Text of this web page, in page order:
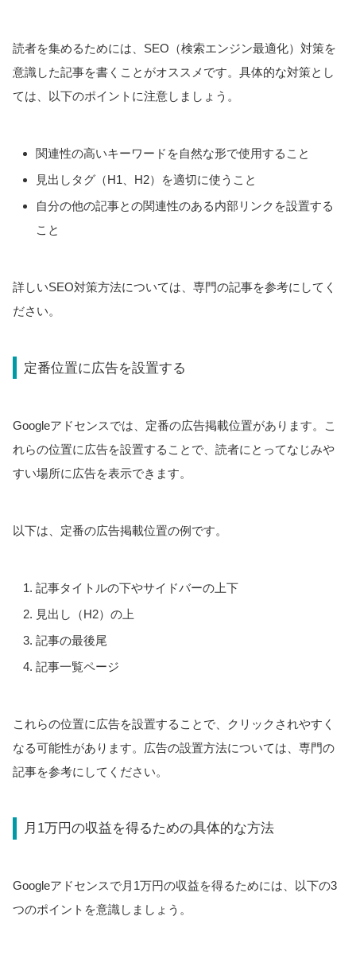
読者を集めるためには、SEO（検索エンジン最適化）対策を
意識した記事を書くことがオススメです。具体的な対策とし
ては、以下のポイントに注意しましょう。
関連性の高いキーワードを自然な形で使用すること
見出しタグ（H1、H2）を適切に使うこと
自分の他の記事との関連性のある内部リンクを設置する
こと
詳しいSEO対策方法については、専門の記事を参考にしてく
ださい。
定番位置に広告を設置する
Googleアドセンスでは、定番の広告掲載位置があります。こ
れらの位置に広告を設置することで、読者にとってなじみや
すい場所に広告を表示できます。
以下は、定番の広告掲載位置の例です。
記事タイトルの下やサイドバーの上下
見出し（H2）の上
記事の最後尾
記事一覧ページ
これらの位置に広告を設置することで、クリックされやすく
なる可能性があります。広告の設置方法については、専門の
記事を参考にしてください。
月1万円の収益を得るための具体的な方法
Googleアドセンスで月1万円の収益を得るためには、以下の3
つのポイントを意識しましょう。